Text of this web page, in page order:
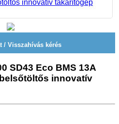
/ Visszahívás kérés
SD43 Eco BMS 13A
innovatív